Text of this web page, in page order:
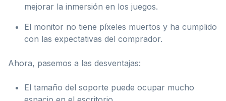
mejorar la inmersión en los juegos.
El monitor no tiene píxeles muertos y ha cumplido
con las expectativas del comprador.
Ahora, pasemos a las desventajas:
El tamaño del soporte puede ocupar mucho